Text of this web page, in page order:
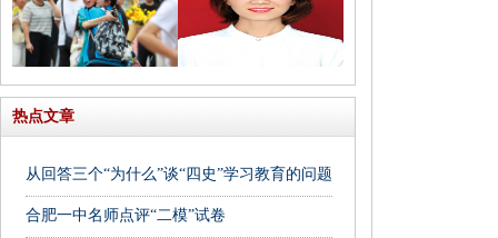
热点文章
从回答三个“为什么”谈“四史”学习教育的问题意识
合肥一中名师点评“二模”试卷